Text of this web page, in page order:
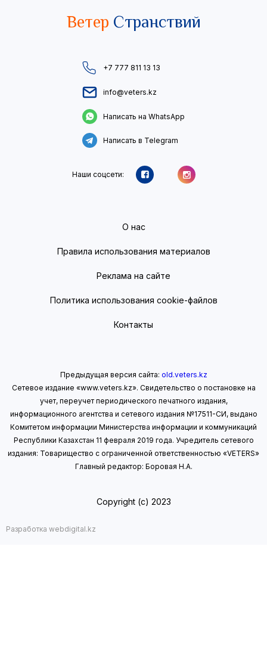
Ветер Странствий
+7 777 811 13 13
info@veters.kz
Написать на WhatsApp
Написать в Telegram
Наши соцсети:
О нас
Правила использования материалов
Реклама на сайте
Политика использования cookie-файлов
Контакты
Предыдущая версия сайта: old.veters.kz
Сетевое издание «www.veters.kz». Свидетельство о постановке на
учет, переучет периодического печатного издания,
информационного агентства и сетевого издания №17511-СИ, выдано
Комитетом информации Министерства информации и коммуникаций
Республики Казахстан 11 февраля 2019 года. Учредитель сетевого
издания: Товарищество с ограниченной ответственностью «VETERS»
Главный редактор: Боровая Н.А.
Copyright (с) 2023
Разработка webdigital.kz